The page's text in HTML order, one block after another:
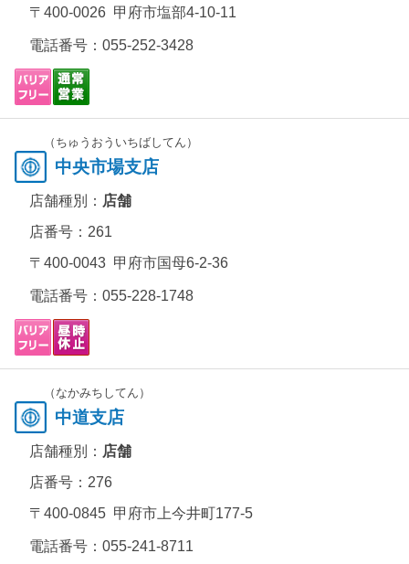
〒400-0026 甲府市塩部4-10-11
電話番号： 055-252-3428
（ちゅうおういちばしてん）
中央市場支店
店舗種別： 店舗
店番号：261
〒400-0043 甲府市国母6-2-36
電話番号： 055-228-1748
（なかみちしてん）
中道支店
店舗種別： 店舗
店番号：276
〒400-0845 甲府市上今井町177-5
電話番号： 055-241-8711